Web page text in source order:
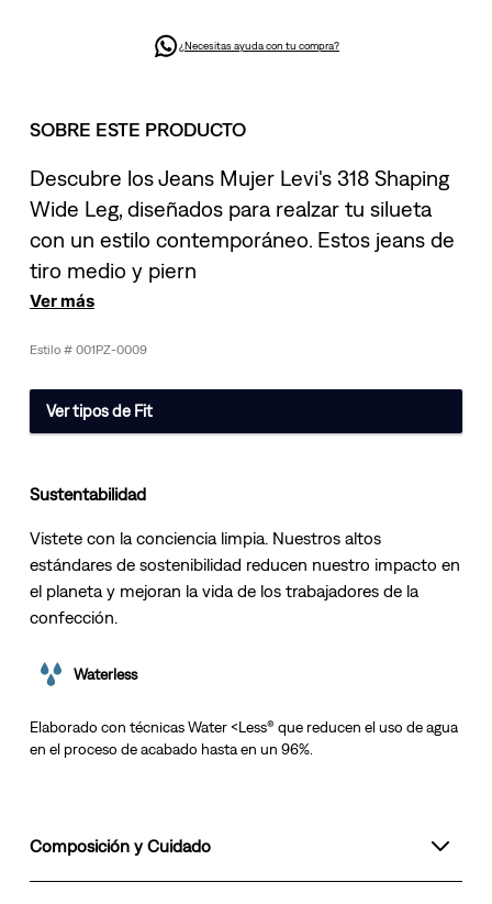
¿Necesitas ayuda con tu compra?
SOBRE ESTE PRODUCTO
Descubre los Jeans Mujer Levi's 318 Shaping
Wide Leg, diseñados para realzar tu silueta
con un estilo contemporáneo. Estos jeans de
tiro medio y piern
Ver más
001PZ-0009
Ver tipos de Fit
Sustentabilidad
Vistete con la conciencia limpia. Nuestros altos
estándares de sostenibilidad reducen nuestro impacto en
el planeta y mejoran la vida de los trabajadores de la
confección.
Waterless
Elaborado con técnicas Water <Less® que reducen el uso de agua
en el proceso de acabado hasta en un 96%.
Composición y Cuidado